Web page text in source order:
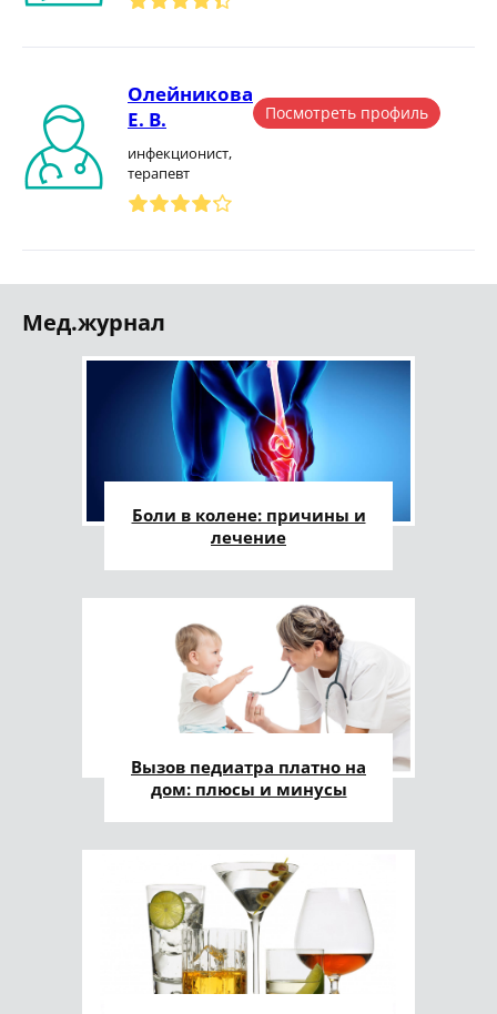
Олейникова
Е. В.
инфекционист,
терапевт
Посмотреть профиль
Мед.журнал
Боли в колене: причины и
лечение
Вызов педиатра платно на
дом: плюсы и минусы